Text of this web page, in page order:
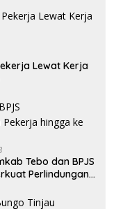
Lewat Kerja
Tebo dan BPJS
Perlindungan